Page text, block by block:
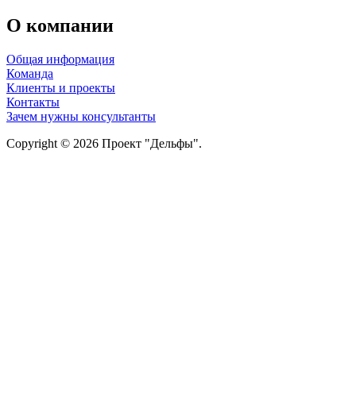
О компании
Общая информация
Команда
Клиенты и проекты
Контакты
Зачем нужны консультанты
Copyright © 2026 Проект "Дельфы".